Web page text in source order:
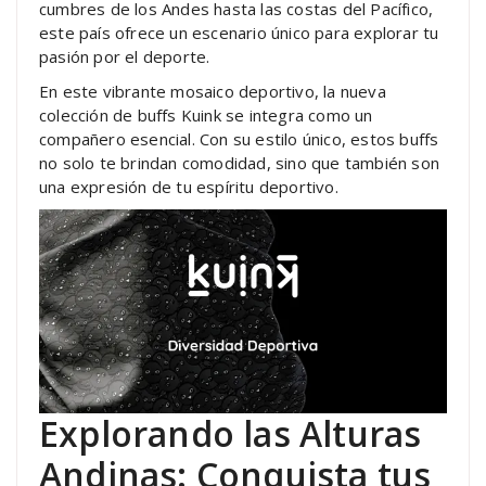
cumbres de los Andes hasta las costas del Pacífico,
este país ofrece un escenario único para explorar tu
pasión por el deporte.
En este vibrante mosaico deportivo, la nueva
colección de buffs Kuink se integra como un
compañero esencial. Con su estilo único, estos buffs
no solo te brindan comodidad, sino que también son
una expresión de tu espíritu deportivo.
Explorando las Alturas
Andinas: Conquista tus